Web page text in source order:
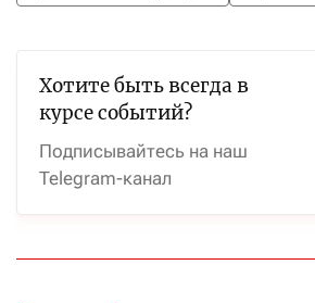
Хотите быть всегда в
курсе событий?
Подписывайтесь на наш
Telegram-канал